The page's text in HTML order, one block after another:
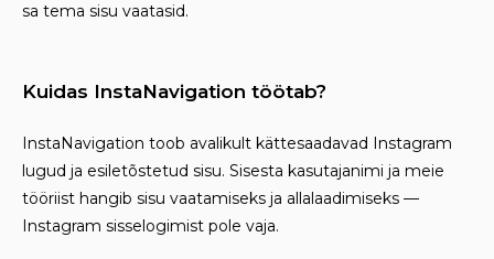
sa tema sisu vaatasid.
Kuidas InstaNavigation töötab?
InstaNavigation toob avalikult kättesaadavad Instagram
lugud ja esiletõstetud sisu. Sisesta kasutajanimi ja meie
tööriist hangib sisu vaatamiseks ja allalaadimiseks —
Instagram sisselogimist pole vaja.